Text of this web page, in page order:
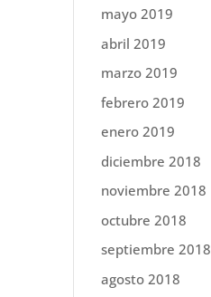
mayo 2019
abril 2019
marzo 2019
febrero 2019
enero 2019
diciembre 2018
noviembre 2018
octubre 2018
septiembre 2018
agosto 2018